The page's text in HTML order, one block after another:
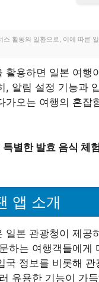
스 활동의 일환으로, 이에 따른
활용하면 일본 여행
, 알림 설정 기능과
가오는 여행의 혼잡
특별한 발효 음식 체
앱 소개
일본 관광청이 제공
하는 여행객들에게
국 정보를 비롯해 관
유용한 기능이 가